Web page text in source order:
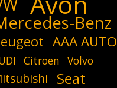
Benz
AAA AUTO
Citroen Volvo
Seat